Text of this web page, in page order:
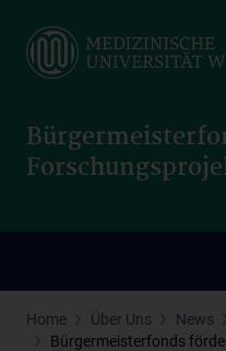
main
Home Über Uns News
Bürgermeisterfonds